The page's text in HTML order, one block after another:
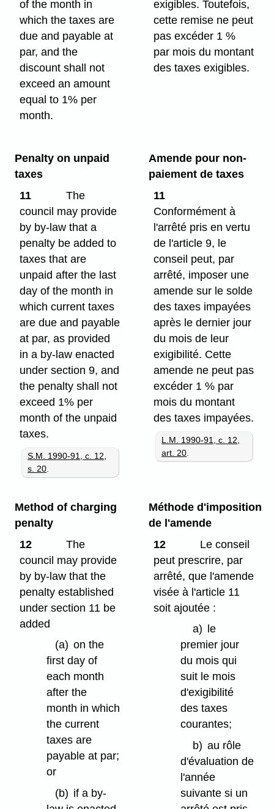
of the month in
which the taxes are
due and payable at
par, and the
discount shall not
exceed an amount
equal to 1% per
month.
exigibles. Toutefois,
cette remise ne peut
pas excéder 1 %
par mois du montant
des taxes exigibles.
Penalty on unpaid
taxes
11
The
council may provide
by by-law that a
penalty be added to
taxes that are
unpaid after the last
day of the month in
which current taxes
are due and payable
at par, as provided
in a by-law enacted
under section 9, and
the penalty shall not
exceed 1% per
month of the unpaid
taxes.
S.M. 1990-91, c. 12,
s. 20
Amende pour non-
paiement de taxes
11
Conformément à
l'arrêté pris en vertu
de l'article 9, le
conseil peut, par
arrêté, imposer une
amende sur le solde
des taxes impayées
après le dernier jour
du mois de leur
exigibilité. Cette
amende ne peut pas
excéder 1 % par
mois du montant
des taxes impayées.
L.M. 1990-91, c. 12,
art. 20
Method of charging
penalty
12
The
council may provide
by by-law that the
penalty established
under section 11 be
added
(a) on the
first day of
each month
after the
month in which
the current
taxes are
payable at par;
or
(b) if a by-
Méthode d'imposition
de l'amende
12
Le conseil
peut prescrire, par
arrêté, que l'amende
visée à l'article 11
soit ajoutée :
a)
le
premier jour
du mois qui
suit le mois
d'exigibilité
des taxes
courantes;
b) au rôle
d'évaluation de
l'année
suivante si un